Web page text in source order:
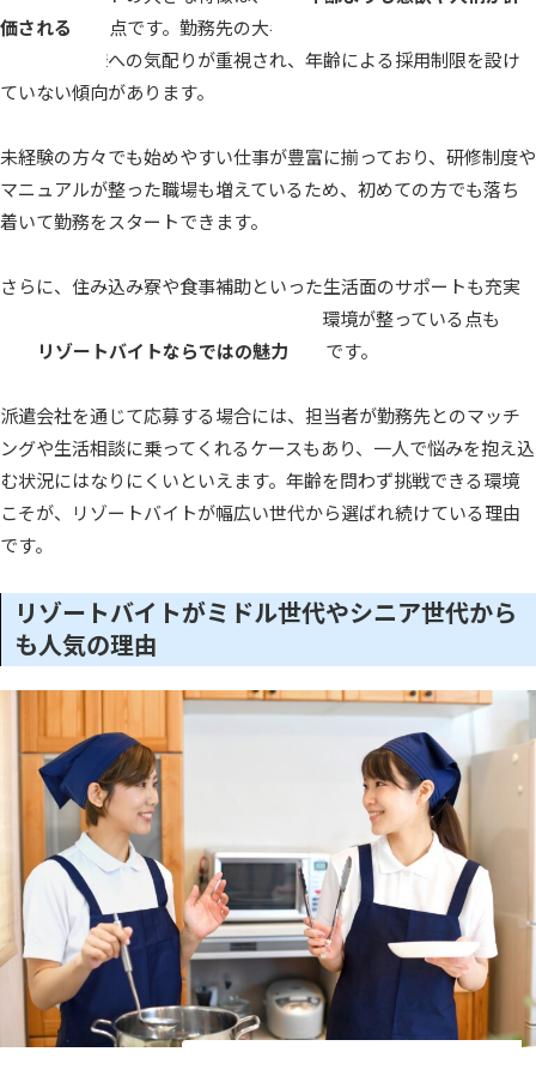
価される
点です。勤務先の大半では、業務に対する前向きな
姿勢やお客様への気配りが重視され、年齢による採用制限を設け
ていない傾向があります。
未経験の方々でも始めやすい仕事が豊富に揃っており、研修制度や
マニュアルが整った職場も増えているため、初めての方でも落ち
着いて勤務をスタートできます。
さらに、住み込み寮や食事補助といった生活面のサポートも充実
しており、家賃や食費を気にせず働ける環境が整っている点も
リゾートバイトならではの魅力
です。
派遣会社を通じて応募する場合には、担当者が勤務先とのマッチ
ングや生活相談に乗ってくれるケースもあり、一人で悩みを抱え込
む状況にはなりにくいといえます。年齢を問わず挑戦できる環境
こそが、リゾートバイトが幅広い世代から選ばれ続けている理由
です。
リゾートバイトがミドル世代やシニア世代から
も人気の理由